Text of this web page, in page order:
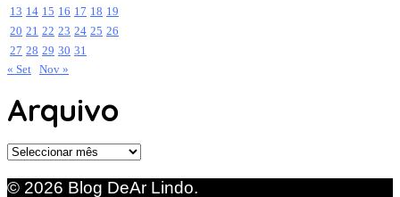
13 14 15 16 17 18 19
20 21 22 23 24 25 26
27 28 29 30 31
« Set Nov »
Arquivo
Arquivo
© 2026 Blog DeAr Lindo.